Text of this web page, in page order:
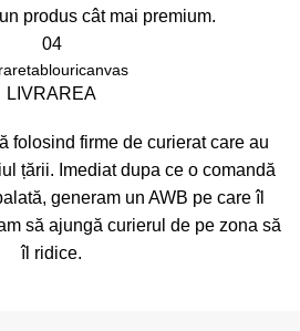
produs cât mai premium.
04
LIVRAREA
folosind firme de curierat care au
țării. Imediat dupa ce o comandă
generam un AWB pe care îl
să ajungă curierul de pe zona să
îl ridice.